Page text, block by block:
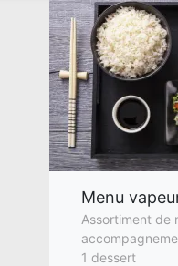
Menu
Assortiment de
1 dessert